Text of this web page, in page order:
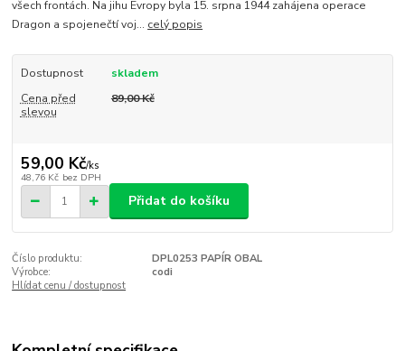
všech frontách. Na jihu Evropy byla 15. srpna 1944 zahájena operace
Dragon a spojenečtí voj... celý popis
Dostupnost
skladem
Cena před
slevou
89,00 Kč
59,00 Kč/ks
48,76 Kč bez DPH
Přidat do košíku
Číslo produktu:
DPL0253 PAPÍR OBAL
Výrobce:
codi
Hlídat cenu / dostupnost